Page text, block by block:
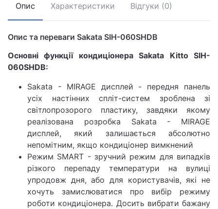
Опис Характеристики Відгуки (0)
Опис та переваги Sakata SIH-060SHDB
Основні функції кондиціонера Sakata Kitto SIH-
060SHDB:
Sakata - MIRAGE дисплей - передня панель
усіх настінних спліт-систем зроблена зі
світлопрозорого пластику, завдяки якому
реалізована розробка Sakata - MIRAGE
дисплей, який залишається абсолютно
непомітним, якщо кондиціонер вимкнений
Режим SMART - зручний режим для випадків
різкого перепаду температури на вулиці
упродовж дня, або для користувачів, які не
хочуть замислюватися про вибір режиму
роботи кондиціонера. Досить вибрати бажану